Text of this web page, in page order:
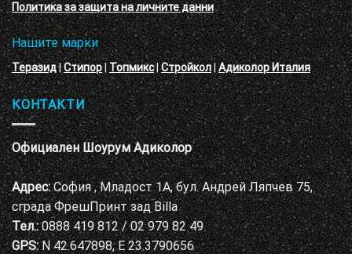
Политика за защита на личните данни
Нашите марки
Теразид|Стипор|Топмикс|Стройкол|Адиколор Италия
КОНТАКТИ
Официален Шоурум Адиколор
Адрес:София , Младост 1А, бул. Андрей Ляпчев 75,
сграда ФрешПринт зад Billa
Тел.:0888 419 812 / 02 979 82 49
GPS:N 42.647898, E 23.3790656